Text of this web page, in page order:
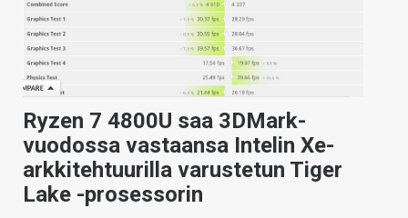
VAIHDA TEEMA
HAKU
Ryzen 7 4800U saa 3DMark-
vuodossa vastaansa Intelin Xe-
arkkitehtuurilla varustetun Tiger
Lake -prosessorin